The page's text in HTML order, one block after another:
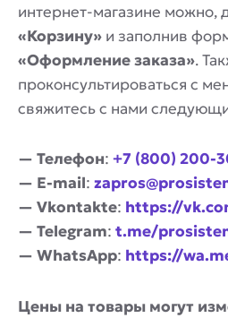
интернет-магазине можно,
«Корзину» и заполнив
«Оформление заказа».
проконсультироваться с
свяжитесь с нами
— Телефон: +7 (800) 200-
— E-mail:
— Vkontakte: https://
— Telegram: t.me/
— WhatsApp: https://
Цены на товары могут